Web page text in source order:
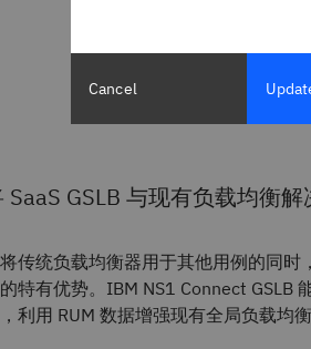
SaaS GSLB 与现有负载均衡
传统负载均衡器用于其他用例的同时
特有优势。IBM NS1 Connect GSLB
利用 RUM 数据增强现有全局负载均衡
Cancel